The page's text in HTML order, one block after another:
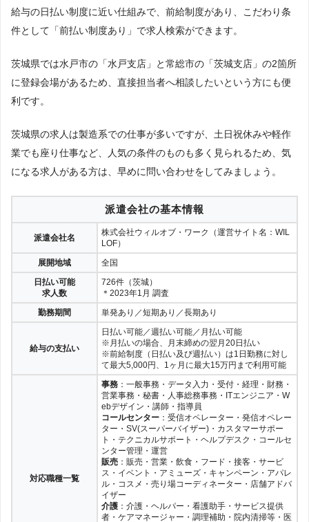
給与の日払い制度に近い仕組みで、前給制度があり、こだわり条
件として「前払い制度あり」で求人検索ができます。
茨城県では水戸市の「水戸支店」と常総市の「茨城支店」の2箇所
に登録会場があるため、直接担当者へ相談したいという方にも便
利です。
茨城県の求人は製造系での仕事が多いですが、土日祝休みや軽作
業でも座り仕事など、人気の条件のものも多く見られるため、気
になる求人がある方は、早めに問い合わせをしてみましょう。
派遣会社の基本情報
派遣会社名
株式会社ウィルオブ・ワーク（運営サイト名：WIL
LOF）
展開地域
全国
日払い可能
求人数
726件（茨城）
＊2023年1月 調査
勤務期間
単発あり／短期あり／長期あり
給与の支払い
日払い可能／週払い可能／月払い可能
※月払いの場合、月末締めの翌月20日払い
※前給制度（日払い及び週払い）は1日勤務に対し
て最大5,000円、1ヶ月に最大15万円まで利用可能
対応職種一覧
事務 ：一般事務・データ入力・受付・経理・財務・
営業事務・秘書・人事総務事務・ITエンジニア・W
ebデザイン・講師・指導員
コールセンター ：受信オペレーター・発信オペレー
ター・SV(スーパーバイザー)・カスタマーサポー
ト・テクニカルサポート・ヘルプデスク・コールセ
ンター管理・運営
販売 ：販売・営業・飲食・フード・接客・サービ
ス・イベント・アミューズ・キャンペーン・アパレ
ル・コスメ・売り場コーディネーター・店舗アドバ
イザー
介護 ：介護・ヘルパー・看護助手・サービス提供
者・ケアマネージャー・調理補助・院内清掃等・医